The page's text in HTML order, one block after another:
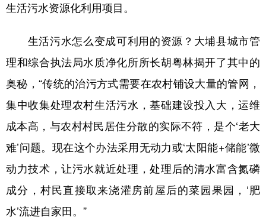
生活污水资源化利用项目。
生活污水怎么变成可利用的资源？大埔县城市管
理和综合执法局水质净化所所长胡粤林揭开了其中的
奥秘，“传统的治污方式需要在农村铺设大量的管网，
集中收集处理农村生活污水，基础建设投入大，运维
成本高，与农村村民居住分散的实际不符，是个‘老大
难’问题。现在这个办法采用无动力或‘太阳能+储能’微
动力技术，让污水就近处理，处理后的清水富含氮磷
成分，村民直接取来浇灌房前屋后的菜园果园，‘肥
水’流进自家田。”